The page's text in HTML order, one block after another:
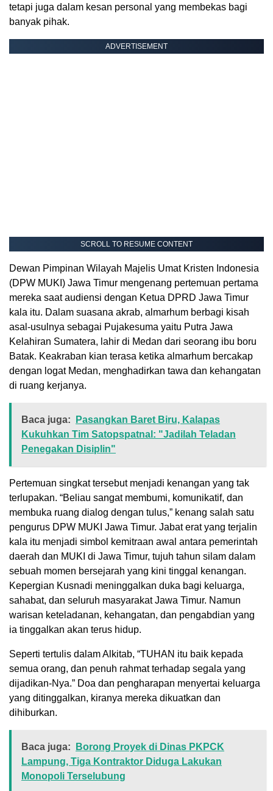
tetapi juga dalam kesan personal yang membekas bagi
banyak pihak.
ADVERTISEMENT
SCROLL TO RESUME CONTENT
Dewan Pimpinan Wilayah Majelis Umat Kristen Indonesia
(DPW MUKI) Jawa Timur mengenang pertemuan pertama
mereka saat audiensi dengan Ketua DPRD Jawa Timur
kala itu. Dalam suasana akrab, almarhum berbagi kisah
asal-usulnya sebagai Pujakesuma yaitu Putra Jawa
Kelahiran Sumatera, lahir di Medan dari seorang ibu boru
Batak. Keakraban kian terasa ketika almarhum bercakap
dengan logat Medan, menghadirkan tawa dan kehangatan
di ruang kerjanya.
Baca juga:
Pasangkan Baret Biru, Kalapas
Kukuhkan Tim Satopspatnal: "Jadilah Teladan
Penegakan Disiplin"
Pertemuan singkat tersebut menjadi kenangan yang tak
terlupakan. “Beliau sangat membumi, komunikatif, dan
membuka ruang dialog dengan tulus,” kenang salah satu
pengurus DPW MUKI Jawa Timur. Jabat erat yang terjalin
kala itu menjadi simbol kemitraan awal antara pemerintah
daerah dan MUKI di Jawa Timur, tujuh tahun silam dalam
sebuah momen bersejarah yang kini tinggal kenangan.
Kepergian Kusnadi meninggalkan duka bagi keluarga,
sahabat, dan seluruh masyarakat Jawa Timur. Namun
warisan keteladanan, kehangatan, dan pengabdian yang
ia tinggalkan akan terus hidup.
Seperti tertulis dalam Alkitab, “TUHAN itu baik kepada
semua orang, dan penuh rahmat terhadap segala yang
dijadikan-Nya.” Doa dan pengharapan menyertai keluarga
yang ditinggalkan, kiranya mereka dikuatkan dan
dihiburkan.
Baca juga:
Borong Proyek di Dinas PKPCK
Lampung, Tiga Kontraktor Diduga Lakukan
Monopoli Terselubung